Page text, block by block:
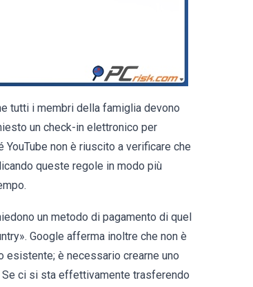
tutti i membri della famiglia devono
un check-in elettronico per
non è riuscito a verificare che
queste regole in modo più
un metodo di pagamento di quel
Google afferma inoltre che non è
è necessario crearne uno
Se ci si sta effettivamente trasferendo